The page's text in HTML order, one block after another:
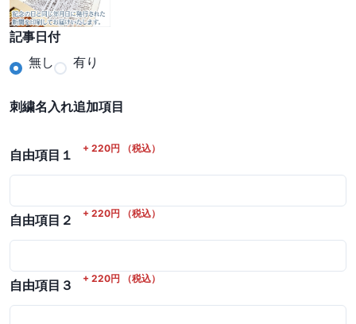
記事日付
無し
有り
刺繍名入れ追加項目
自由項目１ + 220円 （税込）
自由項目２ + 220円 （税込）
自由項目３ + 220円 （税込）